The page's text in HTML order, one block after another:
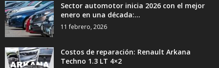
Sector automotor inicia 2026 con el mejor
enero en una década:...
11 febrero, 2026
Costos de reparación: Renault Arkana
Techno 1.3 LT 4×2